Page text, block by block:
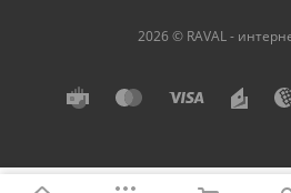
2026 © RAVAL -